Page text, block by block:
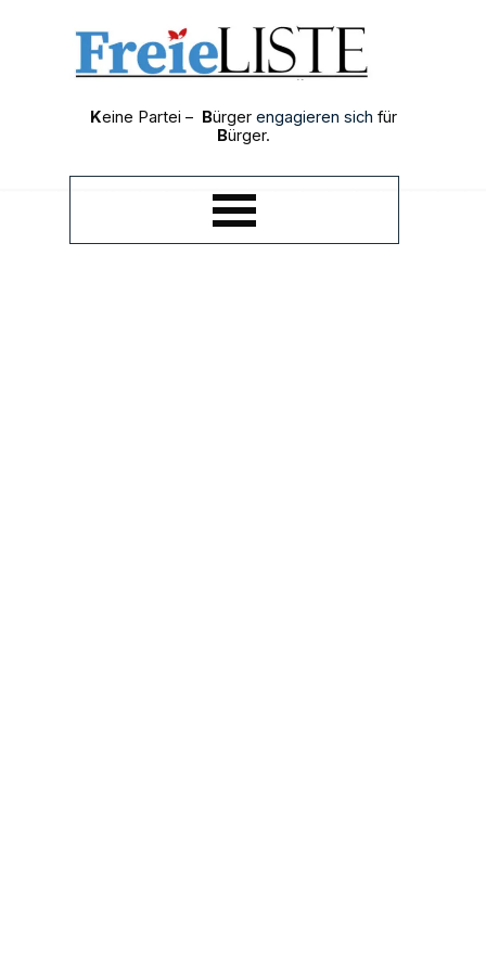
Keine Partei – Bürger engagieren sich für
Bürger.